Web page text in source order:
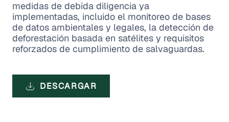
medidas de debida diligencia ya
implementadas, incluido el monitoreo de bases
de datos ambientales y legales, la detección de
deforestación basada en satélites y requisitos
reforzados de cumplimiento de salvaguardas.
DESCARGAR